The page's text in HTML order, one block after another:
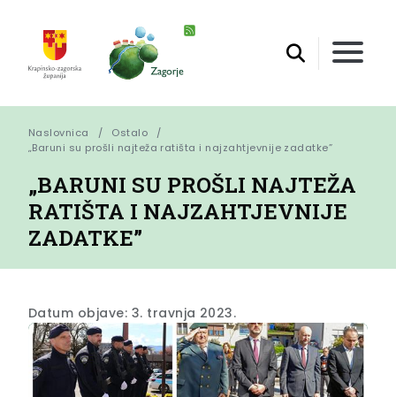
Naslovnica
Ostalo
„Baruni su prošli najteža ratišta i najzahtjevnije zadatke”
„BARUNI SU PROŠLI NAJTEŽA
RATIŠTA I NAJZAHTJEVNIJE
ZADATKE”
Datum objave: 3. travnja 2023.